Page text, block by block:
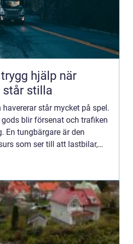
stilla
står mycket på spel.
blir försenat och trafiken
En tungbärgare är den
som ser till att lastbilar,